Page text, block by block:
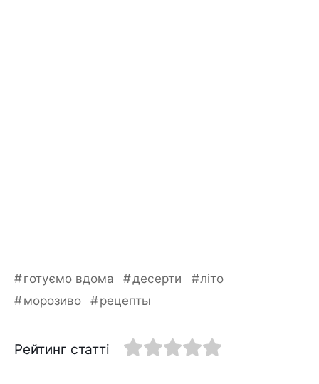
готуємо вдома десерти
літо
морозиво
рецепты
Рейтинг статті